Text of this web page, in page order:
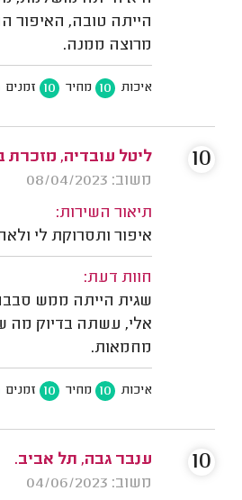
הייתה טובה, האיפור
מרוצה ממנה.
איכות 10 מחיר 10 זמנים
ליטל עובדיה, מזכרת
משוב: 08/04/2023
תיאור השירות:
איפור ותסרוקת לי
חוות דעת:
שגית הייתה ממש
אלי, עשתה בדיוק מה
מחמאות.
איכות 10 מחיר 10 זמנים
10
ענבר גבה, תל אביב.
משוב: 04/06/2023
10